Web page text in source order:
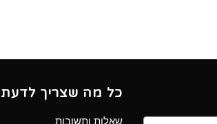
כל מה שצריך לדעת
שאלות ותשובות